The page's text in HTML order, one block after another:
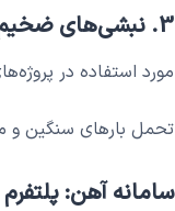
3. نبشی‌های ضخیم (ضخامت بالای ۸ میلی‌متر):
مورد استفاده در
تحمل بارهای سنگین و
سامانه آهن: